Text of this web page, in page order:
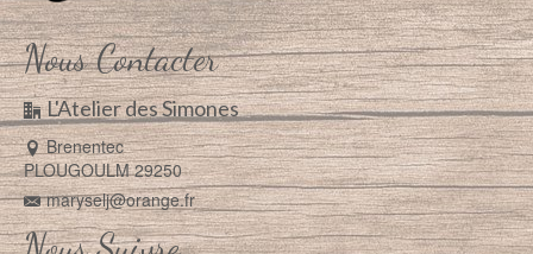
Nous Contacter
L'Atelier des Simones
Brenentec
PLOUGOULM 29250
maryselj@orange.fr